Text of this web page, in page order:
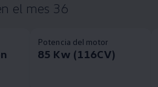
el mes 36
Potencia del motor
85 Kw (116CV)